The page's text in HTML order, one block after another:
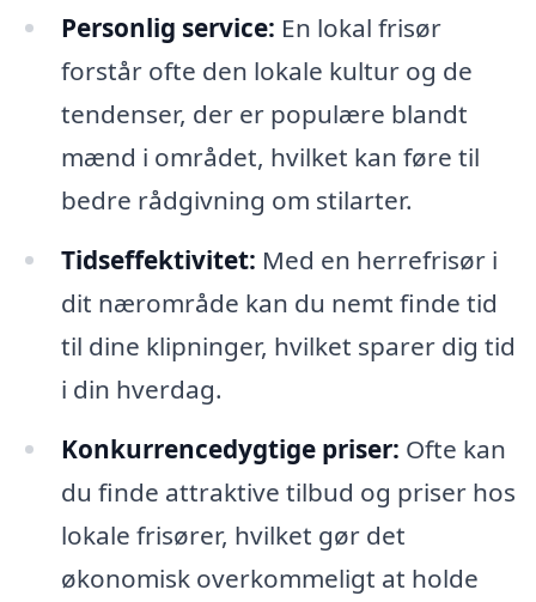
Personlig service: En lokal frisør
forstår ofte den lokale kultur og de
tendenser, der er populære blandt
mænd i området, hvilket kan føre til
bedre rådgivning om stilarter.
Tidseffektivitet: Med en herrefrisør i
dit nærområde kan du nemt finde tid
til dine klipninger, hvilket sparer dig tid
i din hverdag.
Konkurrencedygtige priser: Ofte kan
du finde attraktive tilbud og priser hos
lokale frisører, hvilket gør det
økonomisk overkommeligt at holde